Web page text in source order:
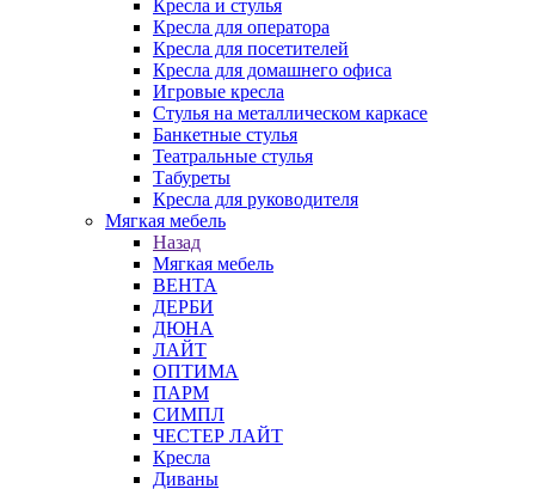
Кресла и стулья
Кресла для оператора
Кресла для посетителей
Кресла для домашнего офиса
Игровые кресла
Стулья на металлическом каркасе
Банкетные стулья
Театральные стулья
Табуреты
Кресла для руководителя
Мягкая мебель
Назад
Мягкая мебель
ВЕНТА
ДЕРБИ
ДЮНА
ЛАЙТ
ОПТИМА
ПАРМ
СИМПЛ
ЧЕСТЕР ЛАЙТ
Кресла
Диваны